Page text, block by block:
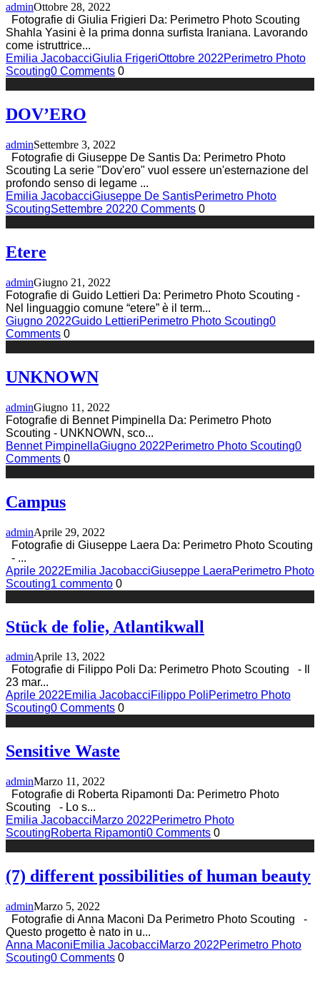
adminOttobre 28, 2022
Fotografie di Giulia Frigieri Da: Perimetro Photo Scouting
Shahla Yasini è la prima donna surfista Iraniana. Lavorando
come istruttrice...
Emilia JacobacciGiulia FrigeriOttobre 2022Perimetro Photo
Scouting0 Comments 0
DOV’ERO
adminSettembre 3, 2022
Fotografie di Giuseppe De Santis Da: Perimetro Photo
Scouting La serie "Dov'ero" vuol essere un'esternazione del
profondo senso di legame ...
Emilia JacobacciGiuseppe De SantisPerimetro Photo
ScoutingSettembre 20220 Comments 0
Etere
adminGiugno 21, 2022
Fotografie di Guido Lettieri Da: Perimetro Photo Scouting -
Nel linguaggio comune “etere” è il term...
Giugno 2022Guido LettieriPerimetro Photo Scouting0
Comments 0
UNKNOWN
adminGiugno 11, 2022
Fotografie di Bennet Pimpinella Da: Perimetro Photo
Scouting - UNKNOWN, sco...
Bennet PimpinellaGiugno 2022Perimetro Photo Scouting0
Comments 0
Campus
adminAprile 29, 2022
Fotografie di Giuseppe Laera Da: Perimetro Photo Scouting
- ...
Aprile 2022Emilia JacobacciGiuseppe LaeraPerimetro Photo
Scouting1 commento 0
Stück de folie, Atlantikwall
adminAprile 13, 2022
Fotografie di Filippo Poli Da: Perimetro Photo Scouting - Il
23 mar...
Aprile 2022Emilia JacobacciFilippo PoliPerimetro Photo
Scouting0 Comments 0
Sensitive Waste
adminMarzo 11, 2022
Fotografie di Roberta Ripamonti Da: Perimetro Photo
Scouting - Lo s...
Emilia JacobacciMarzo 2022Perimetro Photo
ScoutingRoberta Ripamonti0 Comments 0
(7) different possibilities of human beauty
adminMarzo 5, 2022
Fotografie di Anna Maconi Da Perimetro Photo Scouting -
Questo progetto è nato in u...
Anna MaconiEmilia JacobacciMarzo 2022Perimetro Photo
Scouting0 Comments 0